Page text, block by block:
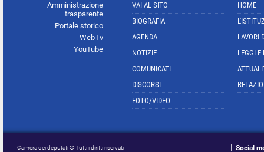
Amministrazione
trasparente
Portale storico
WebTv
YouTube
VAI AL SITO
BIOGRAFIA
AGENDA
NOTIZIE
COMUNICATI
DISCORSI
FOTO/VIDEO
HOME
LAVORI
LEGGI E
Camera dei deputati © Tutti i diritti riservati Social